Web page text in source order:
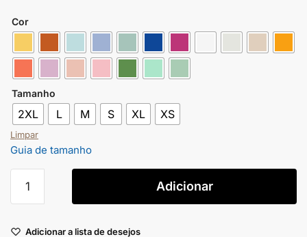
Cor
Tamanho
2XL L M S XL XS
Limpar
Guia de tamanho
Adicionar
Adicionar a lista de desejos